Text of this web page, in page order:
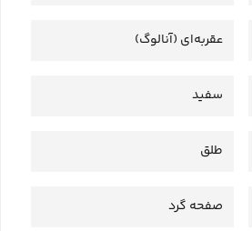
عقربه‌ای (آنالوگ)
سفید
طلق
صفحه گرد